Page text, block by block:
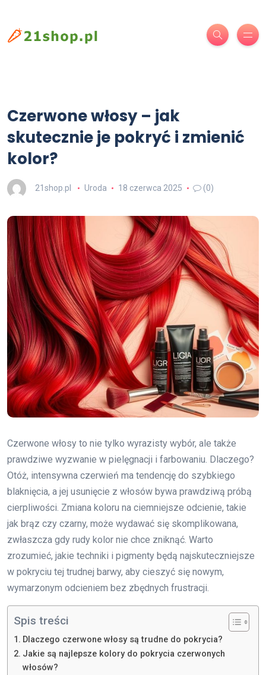
Czerwone włosy – jak
skutecznie je pokryć i zmienić
kolor?
21shop.pl Uroda 18 czerwca 2025 (0)
Czerwone włosy to nie tylko wyrazisty wybór, ale także
prawdziwe wyzwanie w pielęgnacji i farbowaniu. Dlaczego?
Otóż, intensywna czerwień ma tendencję do szybkiego
blaknięcia, a jej usunięcie z włosów bywa prawdziwą próbą
cierpliwości. Zmiana koloru na ciemniejsze odcienie, takie
jak brąz czy czarny, może wydawać się skomplikowana,
zwłaszcza gdy rudy kolor nie chce zniknąć. Warto
zrozumieć, jakie techniki i pigmenty będą najskuteczniejsze
w pokryciu tej trudnej barwy, aby cieszyć się nowym,
wymarzonym odcieniem bez zbędnych frustracji.
Spis treści
Dlaczego czerwone włosy są trudne do pokrycia?
Jakie są najlepsze kolory do pokrycia czerwonych
włosów?